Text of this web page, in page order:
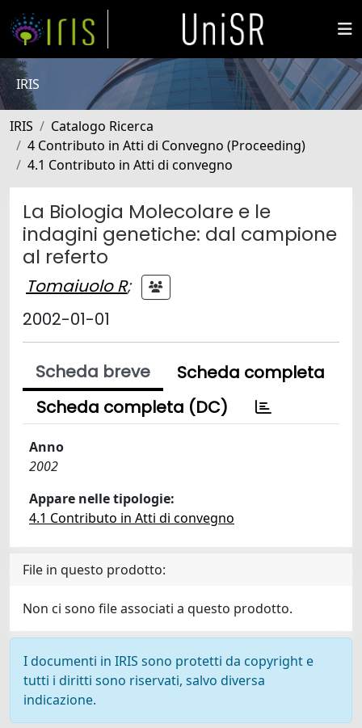
IRIS
IRIS
Catalogo Ricerca
4 Contributo in Atti di Convegno (Proceeding)
4.1 Contributo in Atti di convegno
La Biologia Molecolare e le
indagini genetiche: dal campione
al referto
Tomaiuolo R;
2002-01-01
Scheda breve
Scheda completa
Scheda completa (DC)
Anno
2002
Appare nelle tipologie:
4.1 Contributo in Atti di convegno
File in questo prodotto:
Non ci sono file associati a questo prodotto.
I documenti in IRIS sono protetti da copyright e
tutti i diritti sono riservati, salvo diversa
indicazione.